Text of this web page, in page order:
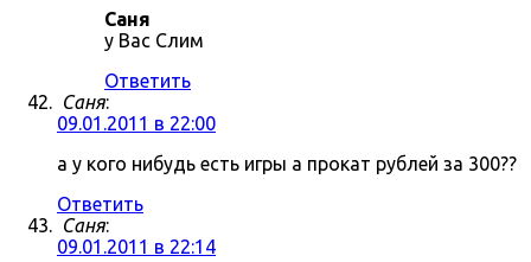
Саня
у Вас Слим
Ответить
Саня:
09.01.2011 в 22:00
а у кого нибудь есть игры а прокат рублей за 300??
Ответить
Саня:
09.01.2011 в 22:14